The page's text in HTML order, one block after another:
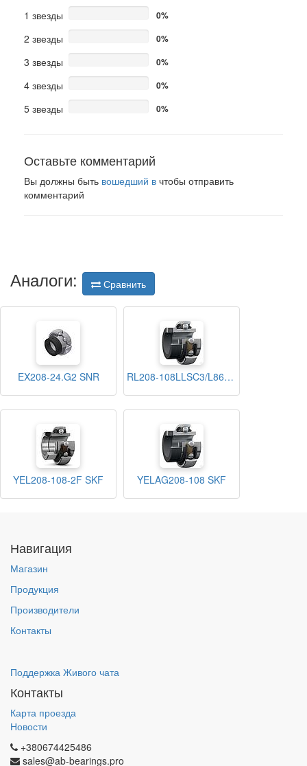
1 звезды
0%
2 звезды 0%
3 звезды 0%
4 звезды 0%
5 звезды 0%
Оставьте комментарий
Вы должны быть вошедший в чтобы отправить
комментарий
Аналоги: Сравнить
EX208-24.G2 SNR RL208-108LLSC3/L866 NTN
YEL208-108-2F SKF YELAG208-108 SKF
Навигация
Магазин
Продукция
Производители
Контакты
Поддержка Живого чата
Контакты
Карта проезда
Новости
+380674425486
sales@ab-bearings.pro